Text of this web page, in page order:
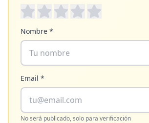
Nombre *
Email *
No será publicado, solo para verificación